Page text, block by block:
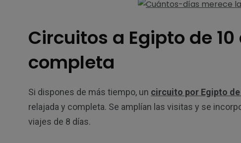
Circuitos a Egipto de
completa
Si dispones de más tiempo, un circuito por Egipto
relajada y completa. Se amplían las visitas y se
viajes de 8 días.